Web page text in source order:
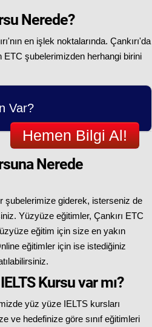
Nerede?
en işlek noktalarında. Çankırı'da
ETC şubelerimizden herhangi birini
Var?
Hemen Bilgi Al!
Nerede
şubelerimize giderek, isterseniz de
Yüzyüze eğitimler, Çankırı ETC
eğitim için size en yakın
eğitimler için ise istediğiniz
Kursu var mı?
yüz yüze IELTS kursları
ve hedefinize göre sınıf eğitimleri